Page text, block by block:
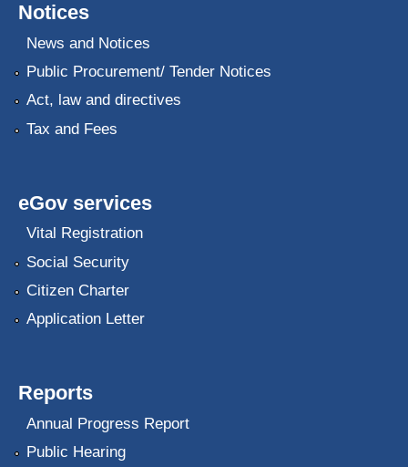
Notices
News and Notices
Public Procurement/ Tender Notices
Act, law and directives
Tax and Fees
eGov services
Vital Registration
Social Security
Citizen Charter
Application Letter
Reports
Annual Progress Report
Public Hearing